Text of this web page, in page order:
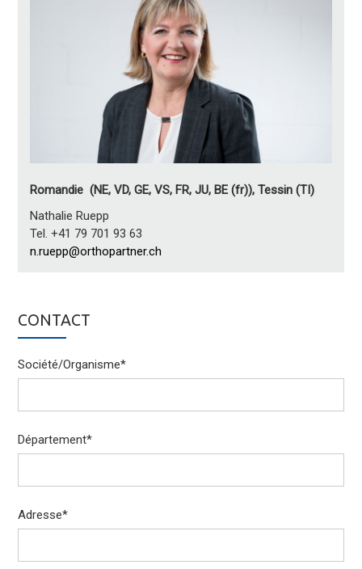
Romandie (NE, VD, GE, VS, FR, JU, BE (fr)), Tessin (TI)
Nathalie Ruepp
Tel. +41 79 701 93 63
n.ruepp@orthopartner.ch
CONTACT
Société/Organisme*
Département*
Adresse*